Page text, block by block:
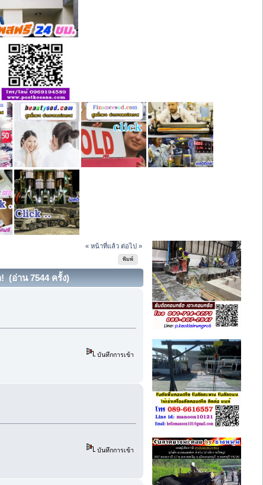
« หน้าที่แล้ว ต่อไป »
พิมพ์
(อ่าน 7544 ครั้ง)
บันทึกการเข้า
บันทึกการเข้า